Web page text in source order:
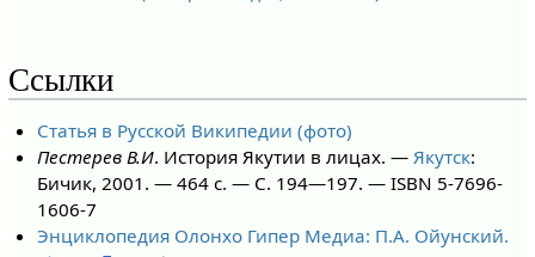
Ссылки
Статья в Русской Википедии (фото)
Пестерев В.И. История Якутии в лицах. — Якутск:
Бичик, 2001. — 464 с. — С. 194—197. — ISBN 5-7696-
1606-7
Энциклопедия Олонхо Гипер Медиа: П.А. Ойунский.